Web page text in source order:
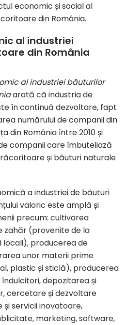
economic și social al
din România.
al industriei
din România
al industriei băuturilor
arată că industria de
în continuă dezvoltare, fapt
numărului de companii din
din România între 2010 și
companii care îmbuteliază
și băuturi naturale
a industriei de băuturi
valoric este amplă și
precum: cultivarea
zahăr (provenite de la
producerea de
unor materii prime
plastic și sticlă), producerea
depozitarea și
cercetare și dezvoltare
servicii inovatoare,
marketing, software,